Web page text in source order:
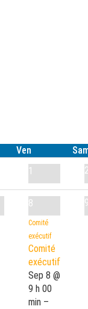
Ven
1
8
Comité
exécutif
Comité
exécutif
Sep 8 @
9 h 00
min –